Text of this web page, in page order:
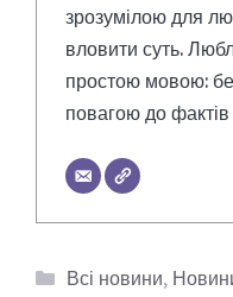
зрозумілою для
вловити суть.
простою мовою:
повагою до фактів
Категорії
Всі новини,